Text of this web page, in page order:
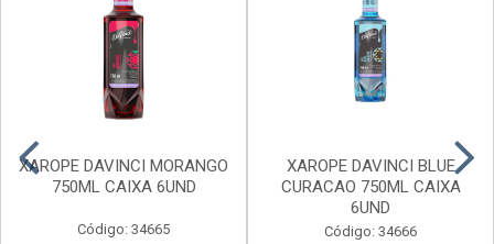
XAROPE DAVINCI MORANGO
750ML CAIXA 6UND
Código: 34665
XAROPE DAVINCI BLUE
CURACAO 750ML CAIXA
6UND
Código: 34666